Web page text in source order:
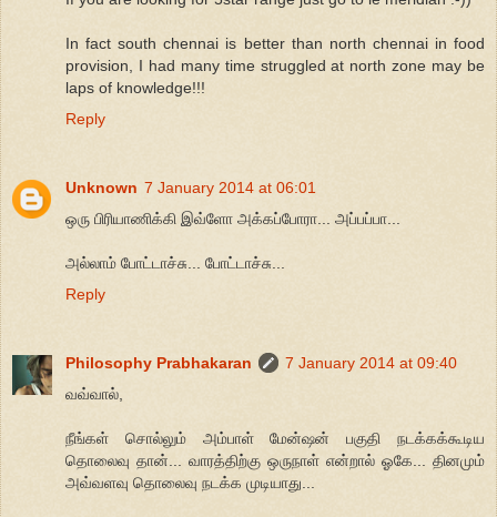
In fact south chennai is better than north chennai in food
provision, I had many time struggled at north zone may be
laps of knowledge!!!
Reply
Unknown 7 January 2014 at 06:01
ஒரு பிரியாணிக்கி இவ்ளோ அக்கப்போரா... அப்பப்பா...
அல்லாம் போட்டாச்சு... போட்டாச்சு...
Reply
Philosophy Prabhakaran
7 January 2014 at 09:40
வவ்வால்,
நீங்கள் சொல்லும் அம்பாள் மேன்ஷன் பகுதி நடக்கக்கூடிய
தொலைவு தான்... வாரத்திற்கு ஒருநாள் என்றால் ஓகே... தினமும்
அவ்வளவு தொலைவு நடக்க முடியாது...